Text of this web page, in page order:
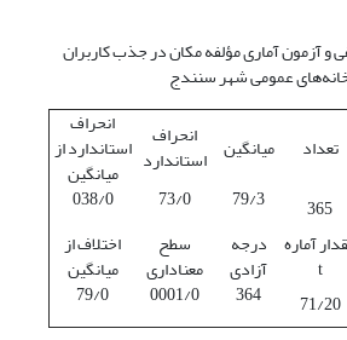
و آزمون آماری مؤلفه مکان در جذب کاربران
عمومی شهر سنندج
تعداد میانگین انحراف
استاندارد
انحراف
استاندارد از
میانگین
365
79/3
73/0
038/0
آماره
t
درجه
آزادی
سطح
معناداری
اختلاف از
میانگین
71/20
364
0001/0
79/0